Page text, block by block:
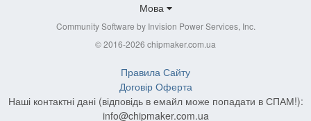
Мова
Community Software by Invision Power Services, Inc.
© 2016-2026 chipmaker.com.ua
Правила Сайту
Договір Оферта
Наші контактні дані (відповідь в емайл може попадати в СПАМ!):
info@chipmaker.com.ua